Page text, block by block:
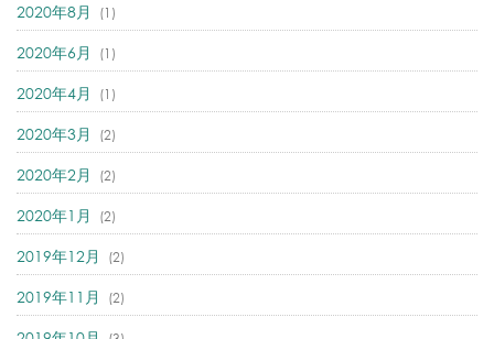
2020年8月 (1)
2020年6月 (1)
2020年4月 (1)
2020年3月 (2)
2020年2月 (2)
2020年1月 (2)
2019年12月 (2)
2019年11月 (2)